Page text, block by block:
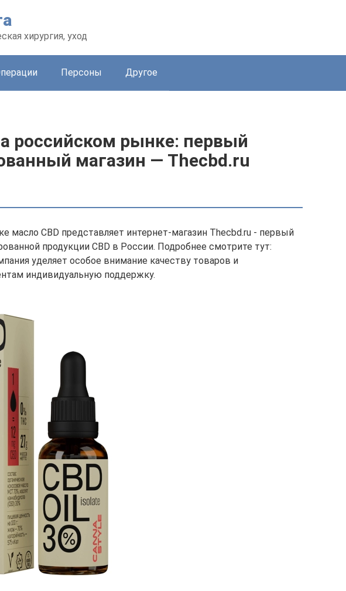
хирургия, уход
Персоны Другое
российском рынке: первый
магазин — Thecbd.ru
масло CBD представляет интернет-магазин Thecbd.ru - первый
продукции CBD в России. Подробнее смотрите тут:
уделяет особое внимание качеству товаров и
индивидуальную поддержку.